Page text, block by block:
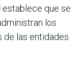
establece que se
los
de las entidades